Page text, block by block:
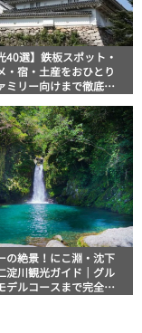
40選】鉄板スポット・
・宿・土産をおひとり
ミリー向けまで徹底解
の絶景！にこ淵・沈下
淀川観光ガイド｜グル
デルコースまで完全網